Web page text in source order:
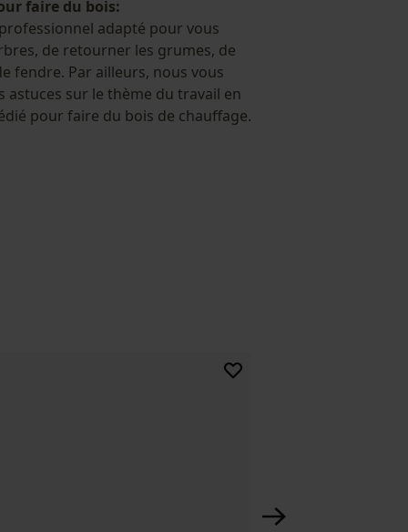
faire du bois:
adapté pour vous
de retourner les grumes, de
fendre. Par ailleurs, nous vous
astuces sur le thème du travail en
pour faire du bois de chauffage.